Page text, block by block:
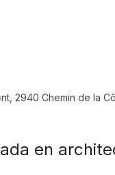
2940 Chemin de la
en